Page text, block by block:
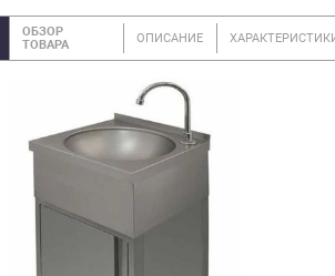
ОБЗОР
ТОВАРА
ОПИСАНИЕ